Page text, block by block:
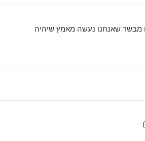
מבשר שאנחנו נעשה מאמץ שיהיה